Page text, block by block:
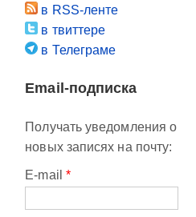
в RSS-ленте
в твиттере
в Телеграме
Email-подписка
Получать уведомления о
новых записях на почту:
E-mail *